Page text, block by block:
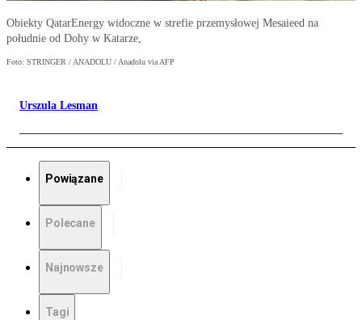
Obiekty QatarEnergy widoczne w strefie przemysłowej Mesaieed na
południe od Dohy w Katarze,
Foto: STRINGER / ANADOLU / Anadolu via AFP
Urszula Lesman
Powiązane
Polecane
Najnowsze
Tagi